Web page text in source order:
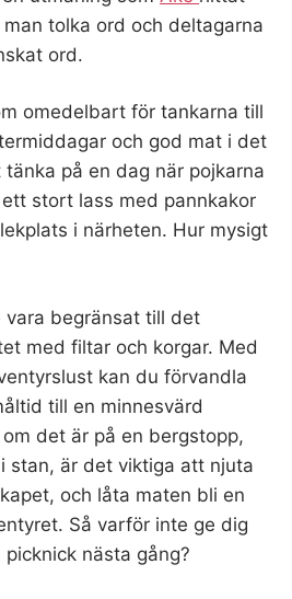
tolka ord och deltagarna
ord.
omedelbart för tankarna till
och god mat i det
på en dag när pojkarna
stort lass med pannkakor
i närheten. Hur mysigt
vara begränsat till det
med filtar och korgar. Med
kan du förvandla
till en minnesvärd
det är på en bergstopp,
stan, är det viktiga att njuta
och låta maten bli en
Så varför inte ge dig
nästa gång?